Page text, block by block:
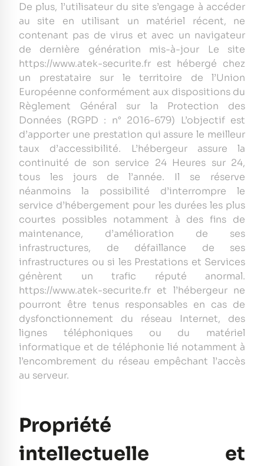
De plus, l’utilisateur du site s’engage à accéder
au site en utilisant un matériel récent, ne
contenant pas de virus et avec un navigateur
de dernière génération mis-à-jour Le site
https://www.atek-securite.fr est hébergé chez
un prestataire sur le territoire de l’Union
Européenne conformément aux dispositions du
Règlement Général sur la Protection des
Données (RGPD : n° 2016-679) L’objectif est
d’apporter une prestation qui assure le meilleur
taux d’accessibilité. L’hébergeur assure la
continuité de son service 24 Heures sur 24,
tous les jours de l’année. Il se réserve
néanmoins la possibilité d’interrompre le
service d’hébergement pour les durées les plus
courtes possibles notamment à des fins de
maintenance, d’amélioration de ses
infrastructures, de défaillance de ses
infrastructures ou si les Prestations et Services
génèrent un trafic réputé anormal.
https://www.atek-securite.fr et l’hébergeur ne
pourront être tenus responsables en cas de
dysfonctionnement du réseau Internet, des
lignes téléphoniques ou du matériel
informatique et de téléphonie lié notamment à
l’encombrement du réseau empêchant l’accès
au serveur.
Propriété
intellectuelle et